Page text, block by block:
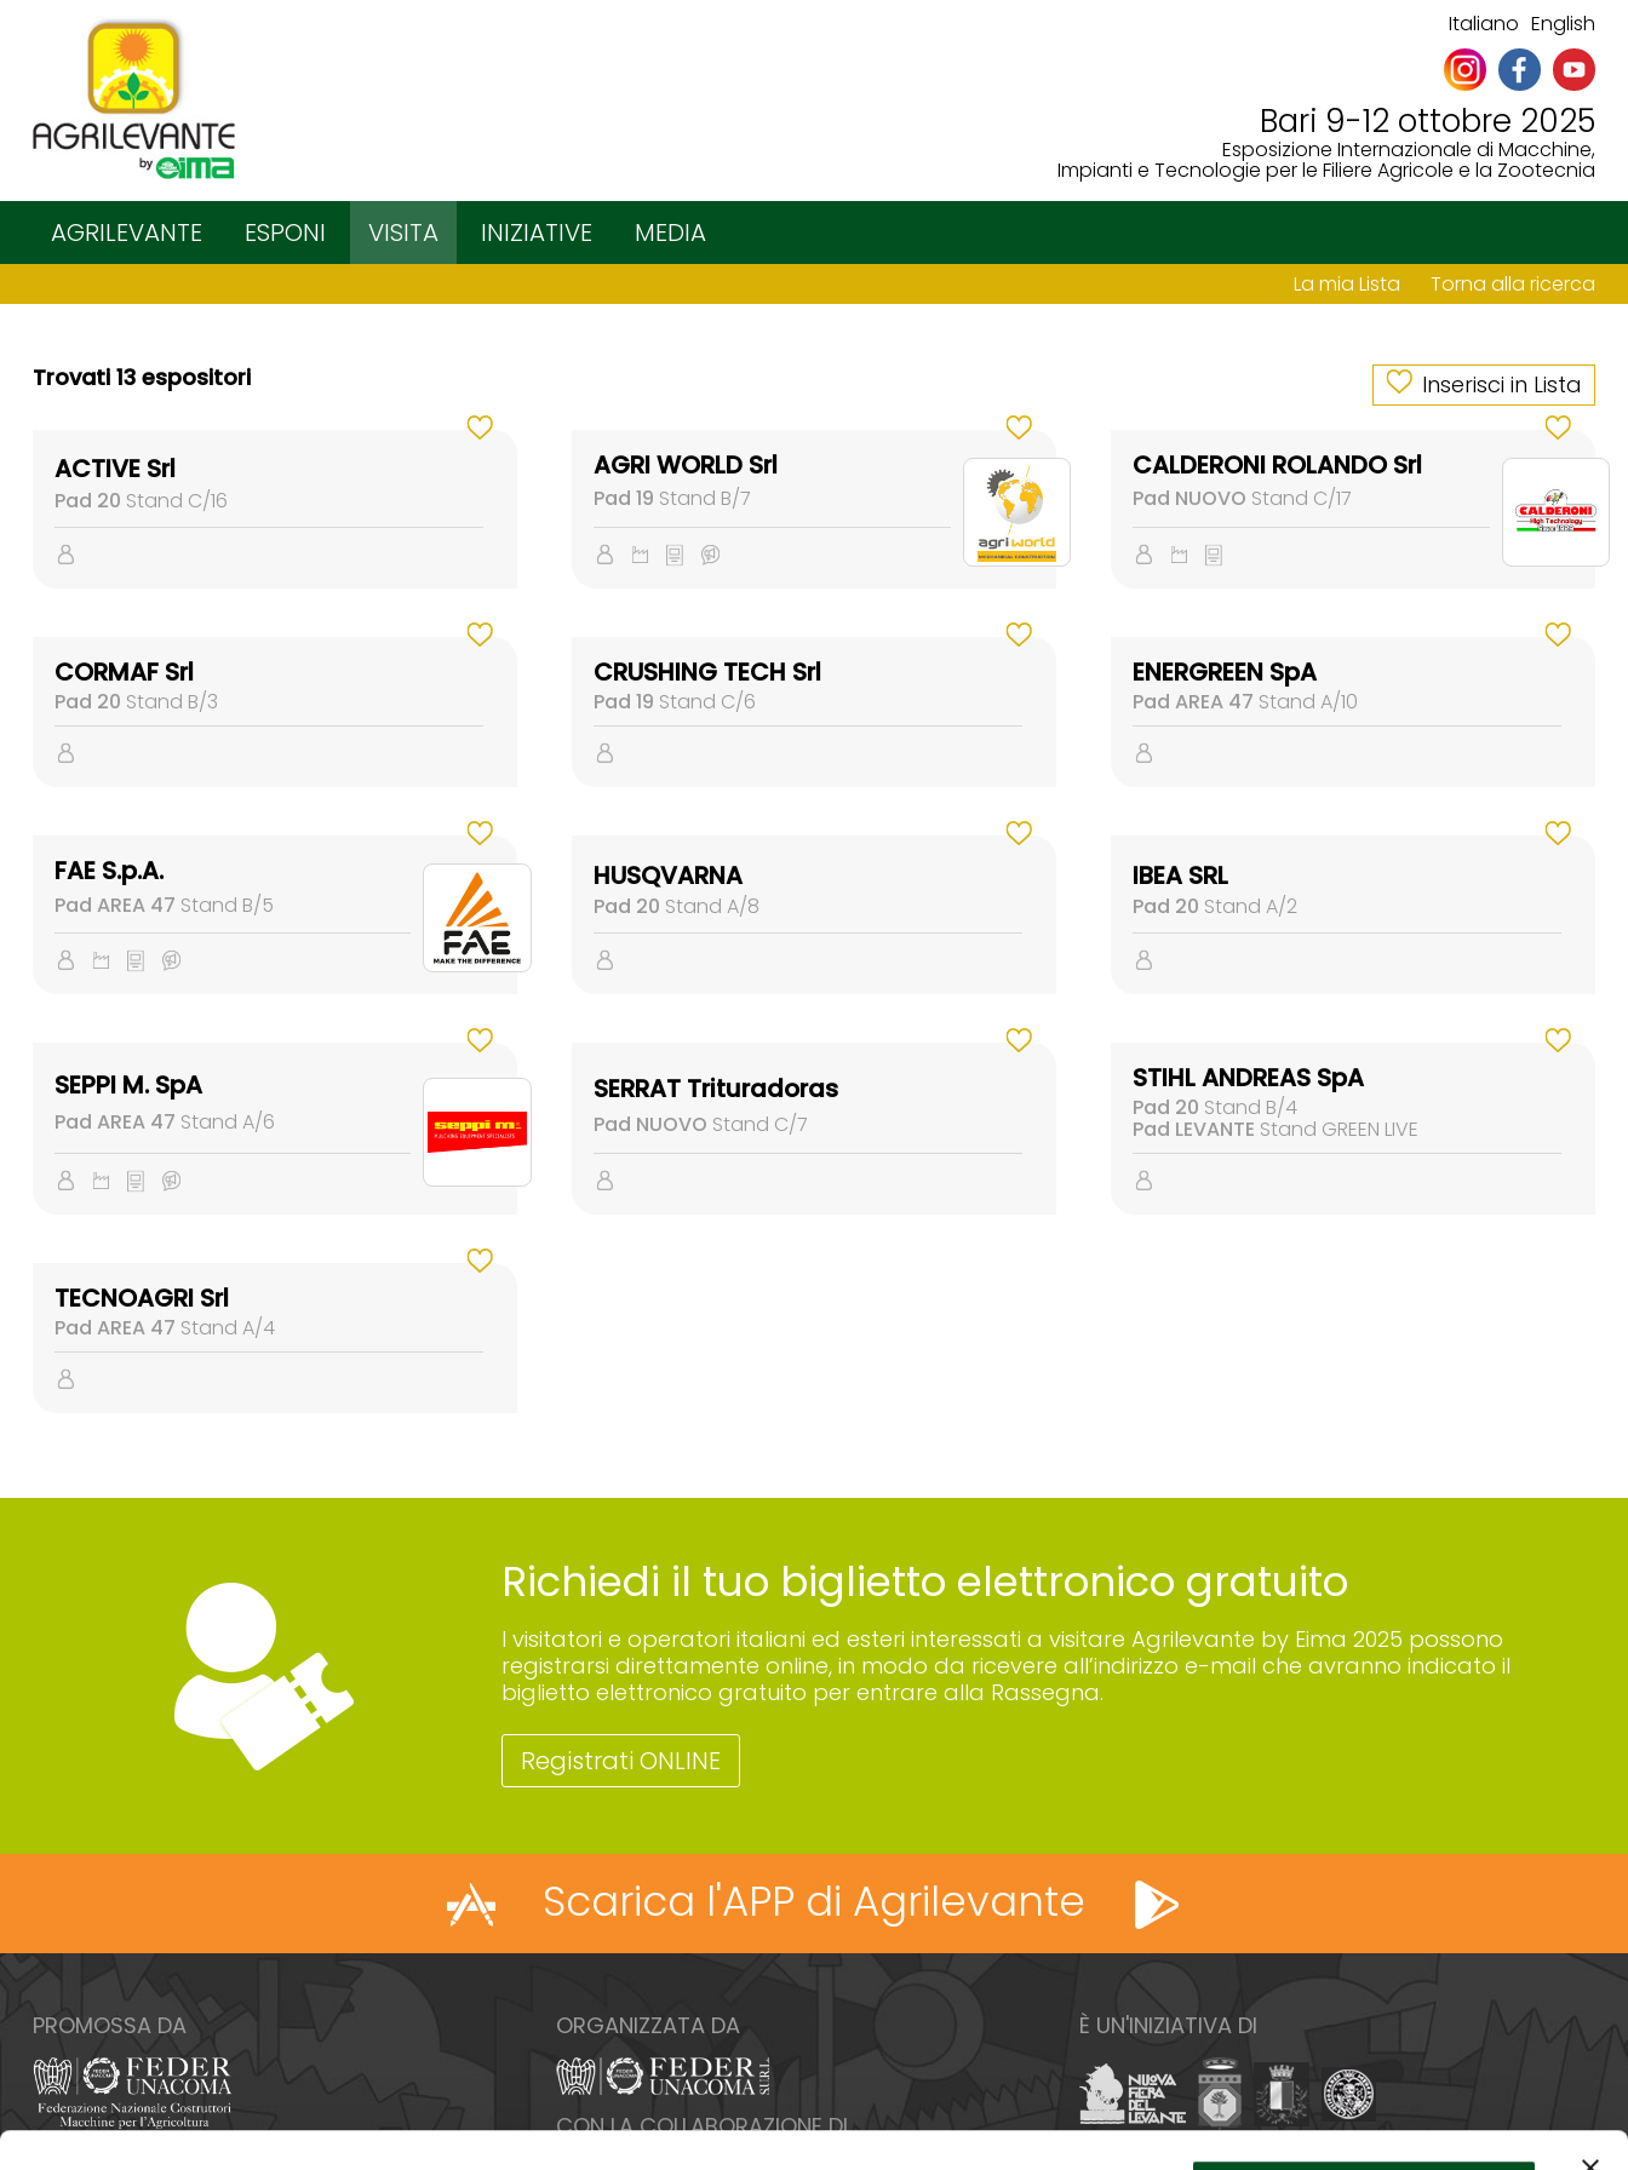
Italiano English
Bari 9-12 ottobre 2025
Esposizione Internazionale di Macchine,
Impianti e Tecnologie per le Filiere Agricole e la Zootecnia
AGRILEVANTE ESPONI VISITA INIZIATIVE MEDIA
La mia Lista Torna alla ricerca
Trovati 13 espositori Inserisci in Lista
ACTIVE Srl
Pad 20 Stand C/16
AGRI WORLD Srl
Pad 19 Stand B/7
CALDERONI ROLANDO Srl
Pad NUOVO Stand C/17
CORMAF Srl
Pad 20 Stand B/3
CRUSHING TECH Srl
Pad 19 Stand C/6
ENERGREEN SpA
Pad AREA 47 Stand A/10
FAE S.p.A.
Pad AREA 47 Stand B/5
HUSQVARNA
Pad 20 Stand A/8
IBEA SRL
Pad 20 Stand A/2
SEPPI M. SpA
Pad AREA 47 Stand A/6
SERRAT Trituradoras
Pad NUOVO Stand C/7
STIHL ANDREAS SpA
Pad 20 Stand B/4
Pad LEVANTE Stand GREEN LIVE
TECNOAGRI Srl
Pad AREA 47 Stand A/4
Richiedi il tuo biglietto elettronico gratuito
I visitatori e operatori italiani ed esteri interessati a visitare Agrilevante by Eima 2025 possono
registrarsi direttamente online, in modo da ricevere all’indirizzo e-mail che avranno indicato il
biglietto elettronico gratuito per entrare alla Rassegna.
Registrati ONLINE
Scarica l'APP di Agrilevante
PROMOSSA DA ORGANIZZATA DA
CON LA COLLABORAZIONE DI
È UN'INIZIATIVA DI